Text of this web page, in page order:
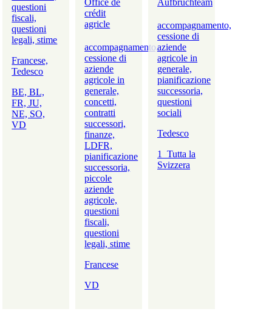
questioni
fiscali,
questioni
legali, stime
Francese,
Tedesco
BE, BL,
FR, JU,
NE, SO,
VD
crédit
agricle
accompagnamento,
cessione di
aziende
agricole in
generale,
concetti,
contratti
successori,
finanze,
LDFR,
pianificazione
successoria,
piccole
aziende
agricole,
questioni
fiscali,
questioni
legali, stime
Francese
VD
accompagnamento,
cessione di
aziende
agricole in
generale,
pianificazione
successoria,
questioni
sociali
Tedesco
1_Tutta la
Svizzera